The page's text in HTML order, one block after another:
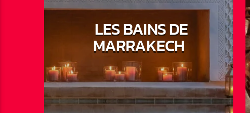
LES BAINS DE
MARRAKECH